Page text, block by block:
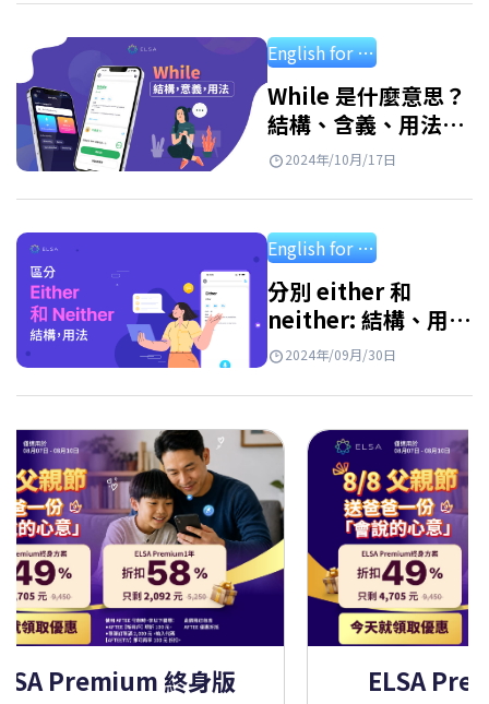
English for starter
While 是什麼意思？
結構、含義、用法及
附答案練習
2024年/10月/17日
English for starter
分別 either 和
neither: 結構、用
法、應用練習
2024年/09月/30日
Premium 一年 ELSA